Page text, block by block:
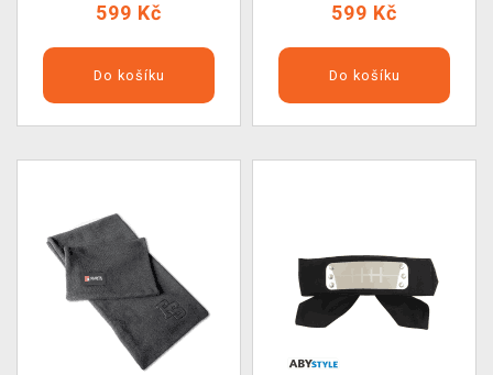
599 Kč
Do košíku
599 Kč
Do košíku